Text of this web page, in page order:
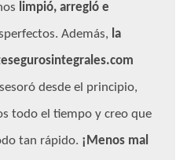
limpió, arregló e
Además, la
desde el principio,
todo el tiempo y creo que
tan rápido. ¡Menos mal